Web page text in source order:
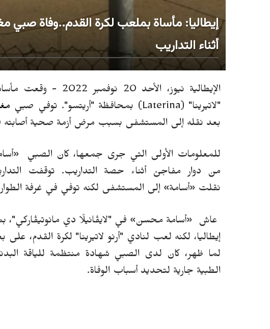
إيطاليا: مأساة بملعب لكرة القدم..وفاة
أثناء التداريب
الإيطالية نيوز، الأحد 20 نوفمبر 2022 - وقعت
"لاتيرينا" (Laterina) بمحافظة "أريتسو". توفي صبي
بعد نقله إلى المستشفى بسبب مرض أزمة صحية أصابته
للمعلومات الأولى التي جرى جمعها، كان الصبي «
من دوار مفاجئ أثناء حصة التداريب. توقفت
نقلت «أسامة» إلى المستشفى لكنه توفي في غرفة
عاش «أسامة محسن» في "لايڤانيلّا دي مانوتيڤاركي"،
إيطاليا، لكنه لعب لنادي "أرنو لاتيرينا" لكرة القدم، على
لما ظهر، كان لدى الصبي شهادة منتظمة للياقة
الطبية جارية لتحديد أسباب الوفاة.